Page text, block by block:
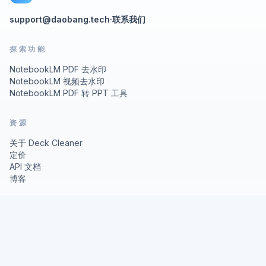
support@daobang.tech·联系我们
探索功能
NotebookLM PDF 去水印
NotebookLM 视频去水印
NotebookLM PDF 转 PPT 工具
资源
关于 Deck Cleaner
定价
API 文档
博客